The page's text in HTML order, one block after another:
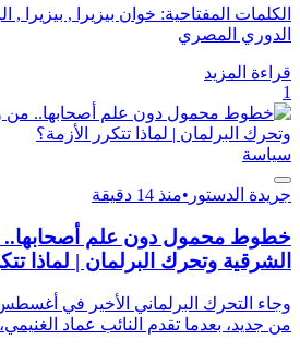
الكلمات المفتاحية: خوان بيزيرا , بيزيرا ,
الدوري المصري
قراءة المزيد
1
سياسة
جريدة الدستور •منذ 14 دقيقة
خطوط محمول دون علم أصحابها..
الشرقية وتحرك البرلمان | لماذا
وجاء التحرك البرلماني الأخير في
من جديد، بعدما تقدم النائب عماد